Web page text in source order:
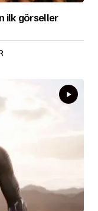
ilk görseller